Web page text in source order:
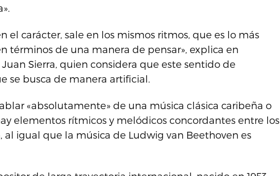
el carácter, sale en los mismos ritmos, que es lo más
términos de una manera de pensar», explica en
Sierra, quien considera que este sentido de
se busca de manera artificial.
«absolutamente» de una música clásica caribeña o
elementos rítmicos y melódicos concordantes entre los
al igual que la música de Ludwig van Beethoven es